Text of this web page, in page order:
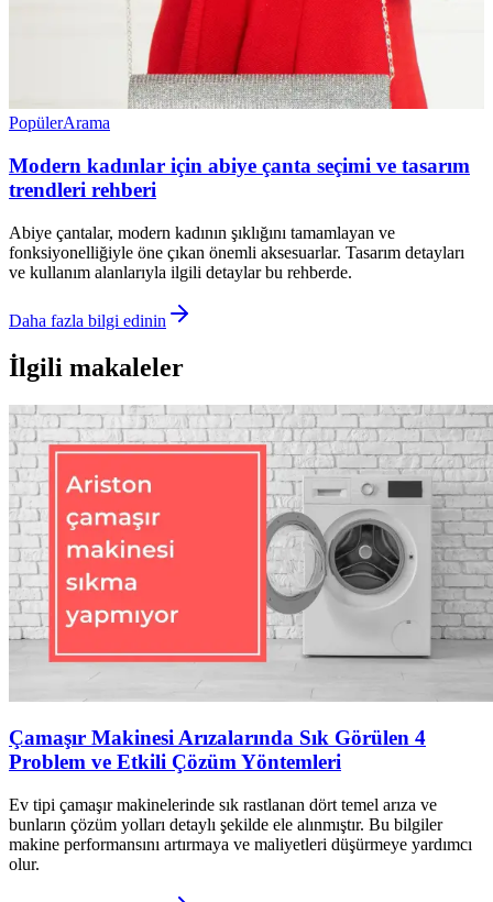
PopülerArama
Modern kadınlar için abiye çanta seçimi ve tasarım
trendleri rehberi
Abiye çantalar, modern kadının şıklığını tamamlayan ve
fonksiyonelliğiyle öne çıkan önemli aksesuarlar. Tasarım detayları
ve kullanım alanlarıyla ilgili detaylar bu rehberde.
Daha fazla bilgi edinin
İlgili makaleler
Çamaşır Makinesi Arızalarında Sık Görülen 4
Problem ve Etkili Çözüm Yöntemleri
Ev tipi çamaşır makinelerinde sık rastlanan dört temel arıza ve
bunların çözüm yolları detaylı şekilde ele alınmıştır. Bu bilgiler
makine performansını artırmaya ve maliyetleri düşürmeye yardımcı
olur.